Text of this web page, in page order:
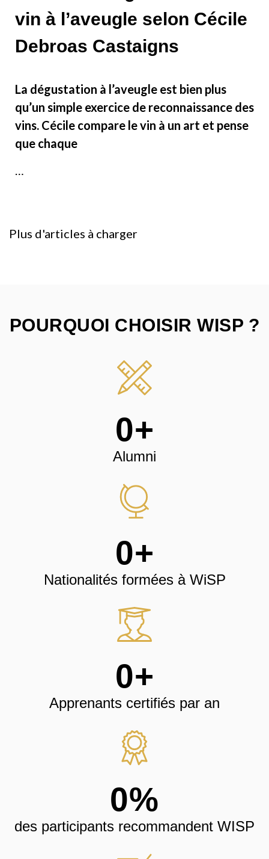
vin à l’aveugle selon Cécile
Debroas Castaigns
La dégustation à l’aveugle est bien plus
qu’un simple exercice de reconnaissance des
vins. Cécile compare le vin à un art et pense
que chaque
…
Plus d'articles à charger
POURQUOI CHOISIR WISP ?
Alumni
0+
Nationalités formées à WiSP
0+
Apprenants certifiés par an
0+
des participants recommandent WISP
0%